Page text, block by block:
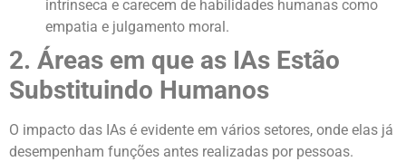
intrínseca e carecem de habilidades humanas como
empatia e julgamento moral.
2. Áreas em que as IAs Estão
Substituindo Humanos
O impacto das IAs é evidente em vários setores, onde elas já
desempenham funções antes realizadas por pessoas.